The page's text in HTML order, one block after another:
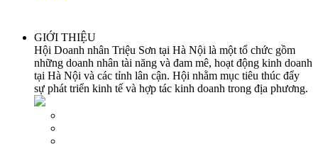
GIỚI THIỆU
Hội Doanh nhân Triệu Sơn tại Hà Nội là một tổ chức gồm
những doanh nhân tài năng và đam mê, hoạt động kinh doanh
tại Hà Nội và các tỉnh lân cận. Hội nhằm mục tiêu thúc đẩy
sự phát triển kinh tế và hợp tác kinh doanh trong địa phương.